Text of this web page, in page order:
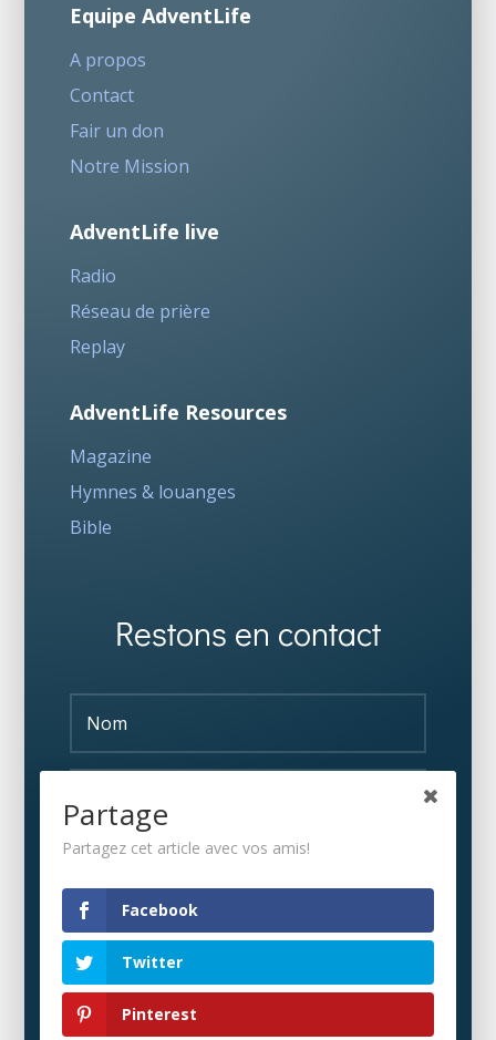
Equipe AdventLife
A propos
Contact
Fair un don
Notre Mission
AdventLife live
Radio
Réseau de prière
Replay
AdventLife Resources
Magazine
Hymnes & louanges
Bible
Restons en contact
Partage
Partagez cet article avec vos amis!
Facebook
Twitter
Pinterest